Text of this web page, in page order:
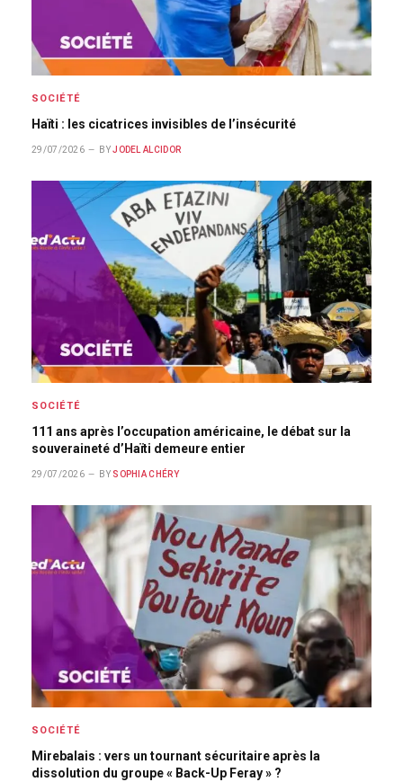
SOCIÉTÉ
Haïti : les cicatrices invisibles de l’insécurité
29/07/2026 BY JODEL ALCIDOR
SOCIÉTÉ
111 ans après l’occupation américaine, le débat sur la
souveraineté d’Haïti demeure entier
29/07/2026 BY SOPHIA CHÉRY
SOCIÉTÉ
Mirebalais : vers un tournant sécuritaire après la
dissolution du groupe « Back-Up Feray » ?